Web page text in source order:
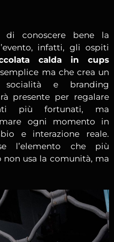
di conoscere bene la
infatti, gli ospiti
calda in cups
ma che crea un
e branding
presente per regalare
più fortunati, ma
ogni momento in
e interazione reale.
l’elemento che più
usa la comunità, ma